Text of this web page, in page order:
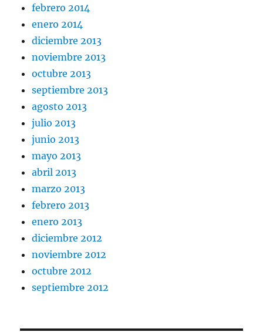
febrero 2014
enero 2014
diciembre 2013
noviembre 2013
octubre 2013
septiembre 2013
agosto 2013
julio 2013
junio 2013
mayo 2013
abril 2013
marzo 2013
febrero 2013
enero 2013
diciembre 2012
noviembre 2012
octubre 2012
septiembre 2012